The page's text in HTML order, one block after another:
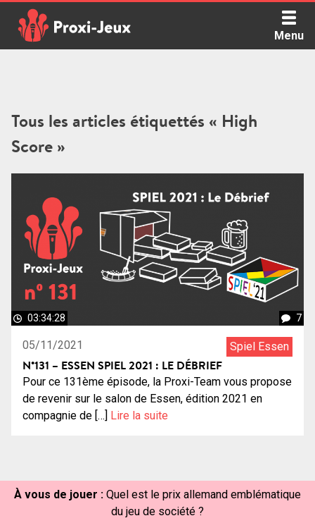
content
Menu
Tous les articles étiquettés « High
Score »
03:34:28 7
05/11/2021 Spiel Essen
N°131 – ESSEN SPIEL 2021 : LE DÉBRIEF
Pour ce 131ème épisode, la Proxi-Team vous propose
de revenir sur le salon de Essen, édition 2021 en
compagnie de […] Lire la suite
À vous de jouer : Quel est le prix allemand emblématique
du jeu de société ?